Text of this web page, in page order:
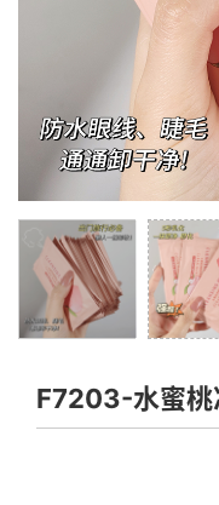
F7203-水蜜桃